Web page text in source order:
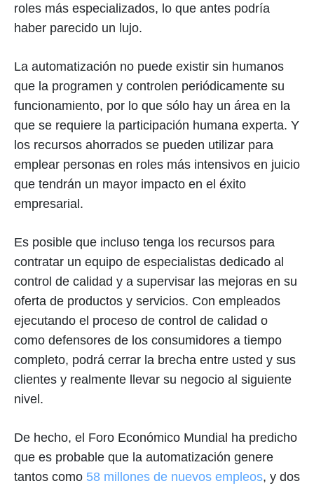
roles más especializados, lo que antes podría
haber parecido un lujo.
La automatización no puede existir sin humanos
que la programen y controlen periódicamente su
funcionamiento, por lo que sólo hay un área en la
que se requiere la participación humana experta. Y
los recursos ahorrados se pueden utilizar para
emplear personas en roles más intensivos en juicio
que tendrán un mayor impacto en el éxito
empresarial.
Es posible que incluso tenga los recursos para
contratar un equipo de especialistas dedicado al
control de calidad y a supervisar las mejoras en su
oferta de productos y servicios. Con empleados
ejecutando el proceso de control de calidad o
como defensores de los consumidores a tiempo
completo, podrá cerrar la brecha entre usted y sus
clientes y realmente llevar su negocio al siguiente
nivel.
De hecho, el Foro Económico Mundial ha predicho
que es probable que la automatización genere
tantos como 58 millones de nuevos empleos, y dos